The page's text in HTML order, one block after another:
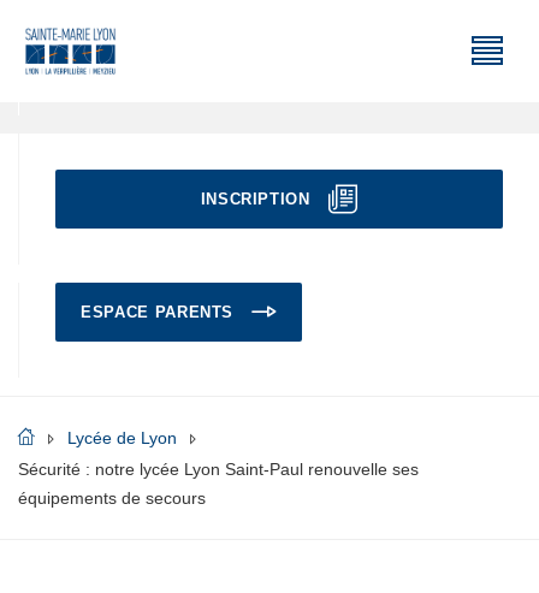
INSCRIPTION
ESPACE PARENTS
Lycée de Lyon
Sécurité : notre lycée Lyon Saint-Paul renouvelle ses
équipements de secours